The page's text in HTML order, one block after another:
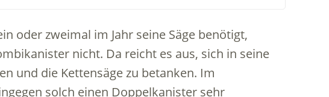
oder zweimal im Jahr seine Säge benötigt,
nicht. Da reicht es aus, sich in seine
und die Kettensäge zu betanken. Im
solch einen Doppelkanister sehr